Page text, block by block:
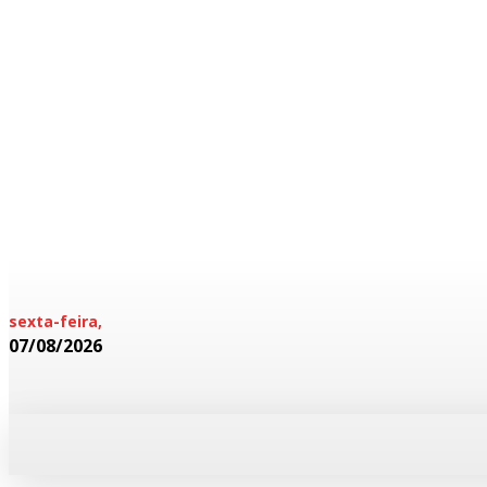
sexta-feira,
07/08/2026